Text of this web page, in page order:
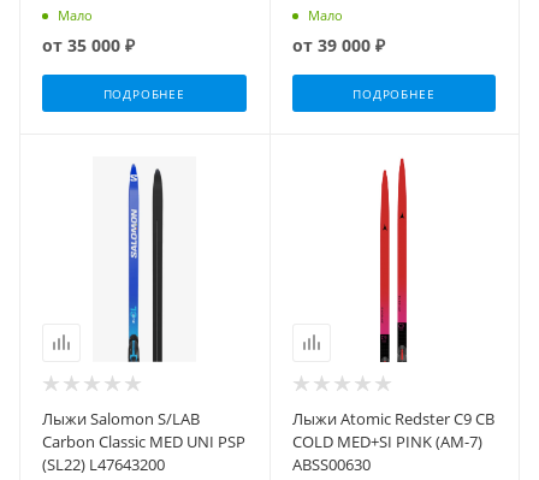
Мало
от 35 000 ₽
ПОДРОБНЕЕ
Мало
от 39 000 ₽
ПОДРОБНЕЕ
Лыжи Salomon S/LAB
Carbon Classic MED UNI PSP
(SL22) L47643200
Лыжи Atomic Redster C9 CB
COLD MED+SI PINK (AM-7)
ABSS00630